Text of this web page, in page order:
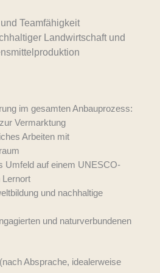
Teamfähigkeit
Landwirtschaft und
im gesamten Anbauprozess:
Vermarktung
Arbeiten mit
Umfeld auf einem UNESCO-
Lernort
und nachhaltige
und naturverbundenen
Absprache, idealerweise